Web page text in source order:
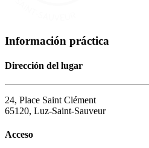
Información práctica
Dirección del lugar
24, Place Saint Clément
65120, Luz-Saint-Sauveur
Acceso